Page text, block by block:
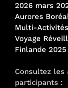
2026 mars
Aurores
Multi-Activités
Voyage
Finlande
Consultez les
participants :